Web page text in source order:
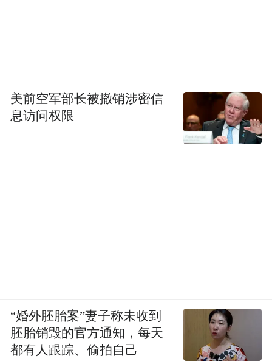
美前空军部长被撤销涉密信
息访问权限
“婚外胚胎案”妻子称未收到
胚胎销毁的官方通知，每天
都有人跟踪、偷拍自己